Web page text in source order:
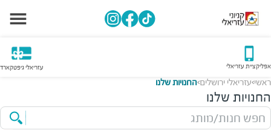
אפליקציית עזריאלי עזריאלי גיפטקארד
ראשי>עזריאלי ירושלים>החנויות שלנו
החנויות שלנו
חפש חנות/מותג